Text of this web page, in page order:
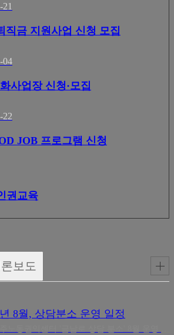
직금 지원사업 신청 모집
04
사업장 신청·모집
22
JOB 프로그램 신청
권교육
보도
8월, 상담분소 운영 일정